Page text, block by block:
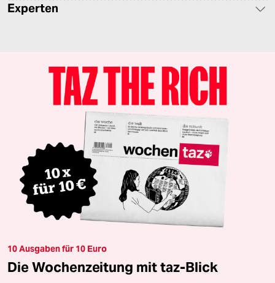
Experten
10 Ausgaben für 10 Euro
Die Wochenzeitung mit taz-Blick